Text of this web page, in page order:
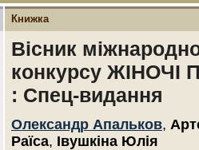
Книжка
Вісник
конкурсу ЖІНОЧІ
: Спец-видання
Олександр Апальков,
Раїса, Івушкіна Юлія